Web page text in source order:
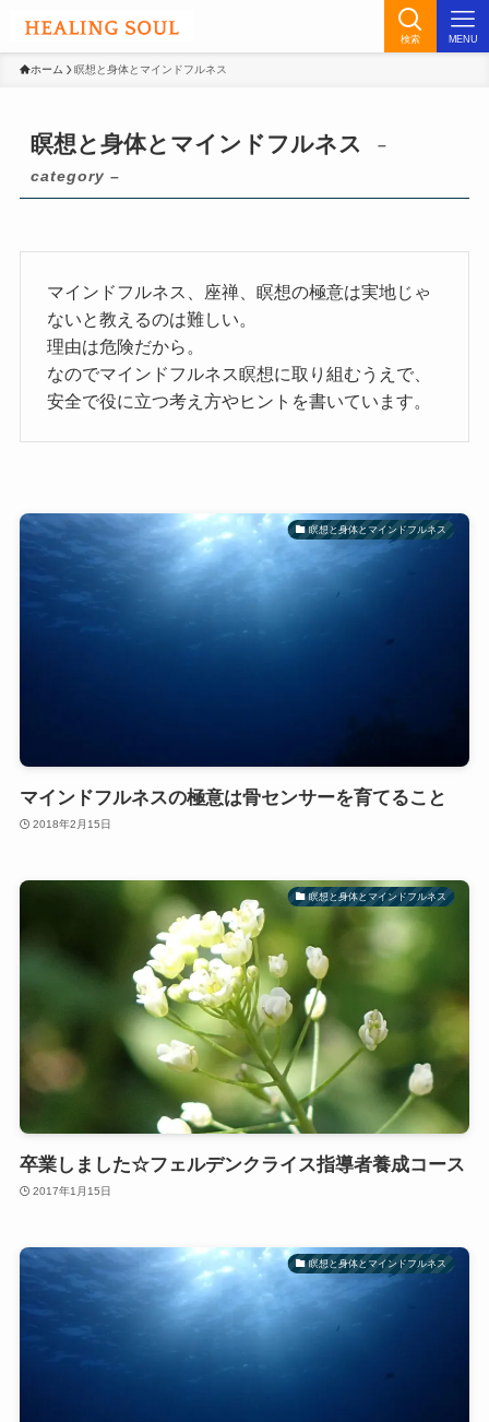
検索 MENU
ホーム 瞑想と身体とマインドフルネス
瞑想と身体とマインドフルネス
–
category –
マインドフルネス、座禅、瞑想の極意は実地じゃ
ないと教えるのは難しい。
理由は危険だから。
なのでマインドフルネス瞑想に取り組むうえで、
安全で役に立つ考え方やヒントを書いています。
瞑想と身体とマインドフルネス
マインドフルネスの極意は骨センサーを育てること
2018年2月15日
瞑想と身体とマインドフルネス
卒業しました☆フェルデンクライス指導者養成コース
2017年1月15日
瞑想と身体とマインドフルネス